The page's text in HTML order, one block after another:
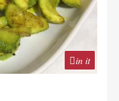
in it